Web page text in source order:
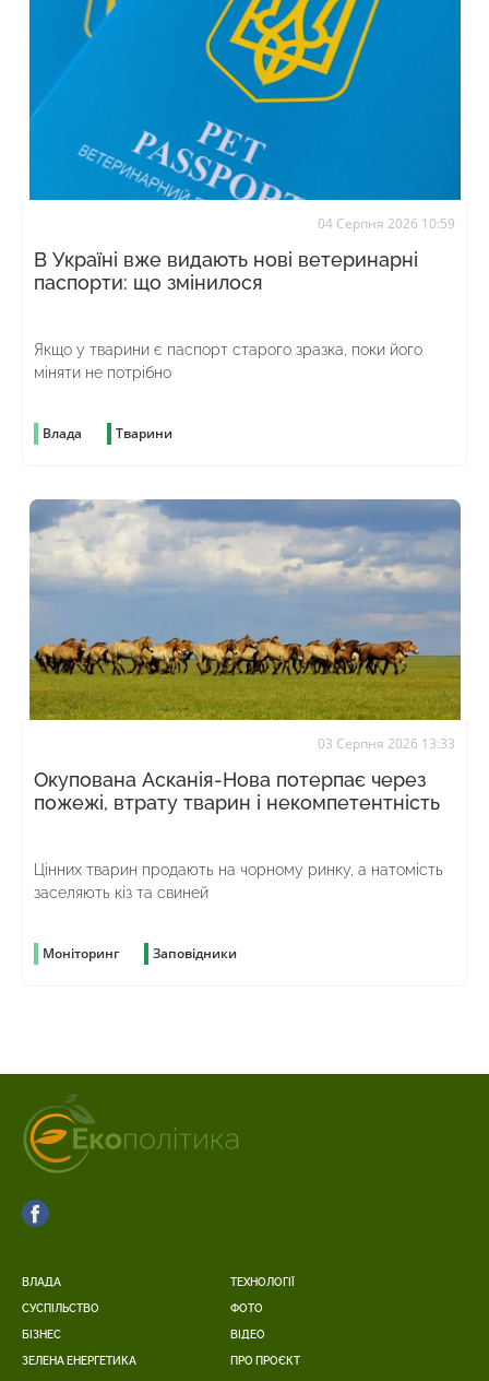
04 Серпня 2026 10:59
В Україні вже видають нові ветеринарні
паспорти: що змінилося
Якщо у тварини є паспорт старого зразка, поки його
міняти не потрібно
Влада Тварини
03 Серпня 2026 13:33
Окупована Асканія-Нова потерпає через
пожежі, втрату тварин і некомпетентність
Цінних тварин продають на чорному ринку, а натомість
заселяють кіз та свиней
Моніторинг Заповідники
ВЛАДА
СУСПІЛЬСТВО
БІЗНЕС
ЗЕЛЕНА ЕНЕРГЕТИКА
ТЕХНОЛОГІЇ
ФОТО
ВІДЕО
ПРО ПРОЄКТ